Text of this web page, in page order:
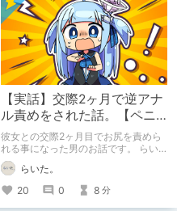
【実話】交際2ヶ月で逆アナ
ル責めをされた話。【ペニ
バン】
彼女との交際2ヶ月目でお尻を責めら
れる事になった男のお話です。 らい
た。のエチエチ体験談#2【逆アナ
ル】 らいた。
20
0 8 分